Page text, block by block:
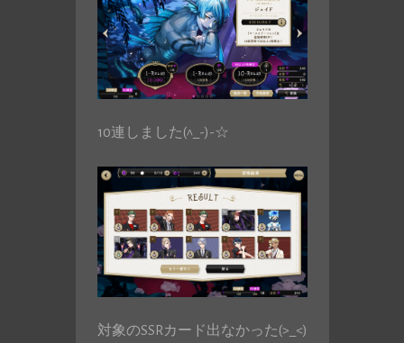
10連しました(^_-)-☆
対象のSSRカード出なかった(>_<)